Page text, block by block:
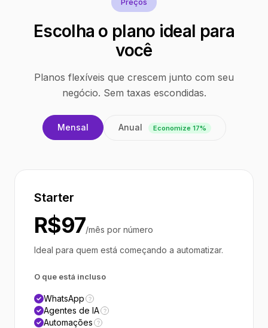
Escolha o plano ideal para
você
Planos flexíveis que crescem junto com seu
negócio. Sem taxas escondidas.
Mensal Anual Economize 17%
Starter
R$97/mês por número
Ideal para quem está começando a automatizar.
O que está incluso
WhatsApp ?
Agentes de IA ?
Automações ?